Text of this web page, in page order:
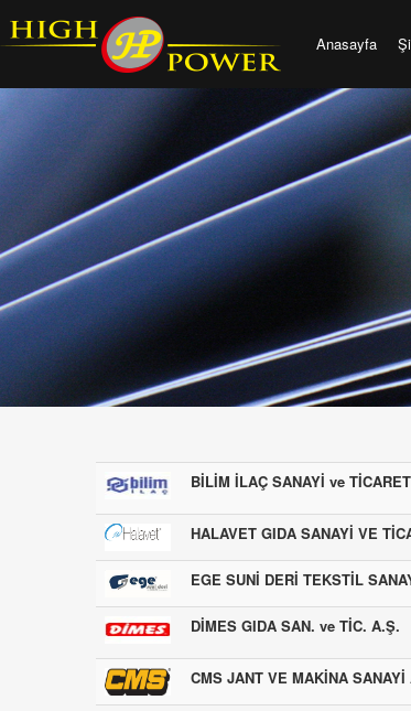
Anasayfa
BİLİM İLAÇ SANAYİ ve
HALAVET GIDA SANAYİ VE
EGE SUNİ DERİ TEKSTİL
DİMES GIDA SAN. ve TİC. A.Ş.
CMS JANT VE MAKİNA SANAYİ